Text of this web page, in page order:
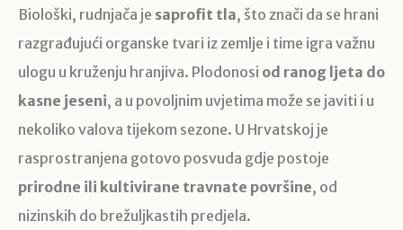
Biološki, rudnjača je saprofit tla, što znači da se hrani
razgrađujući organske tvari iz zemlje i time igra važnu
ulogu u kruženju hranjiva. Plodonosi od ranog ljeta do
kasne jeseni, a u povoljnim uvjetima može se javiti i u
nekoliko valova tijekom sezone. U Hrvatskoj je
rasprostranjena gotovo posvuda gdje postoje
prirodne ili kultivirane travnate površine, od
nizinskih do brežuljkastih predjela.